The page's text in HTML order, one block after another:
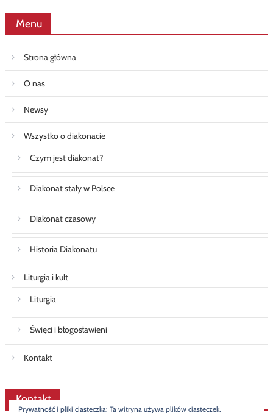
Menu
Strona główna
O nas
Newsy
Wszystko o diakonacie
Czym jest diakonat?
Diakonat stały w Polsce
Diakonat czasowy
Historia Diakonatu
Liturgia i kult
Liturgia
Święci i błogosławieni
Kontakt
Kontakt
Prywatność i pliki ciasteczka: Ta witryna używa plików ciasteczek.